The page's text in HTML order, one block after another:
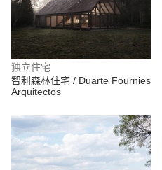
独立住宅
智利森林住宅 / Duarte Fournies
Arquitectos